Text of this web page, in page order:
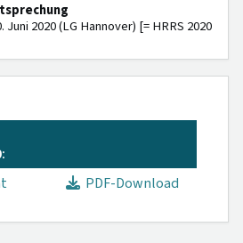
Juni 2020 (LG Hannover) [= HRRS 2020
PDF-Download